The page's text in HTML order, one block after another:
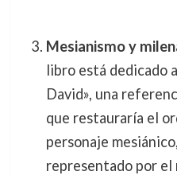
Mesianismo y
libro está dedicado
David», una
que restauraría el
personaje
representado por el